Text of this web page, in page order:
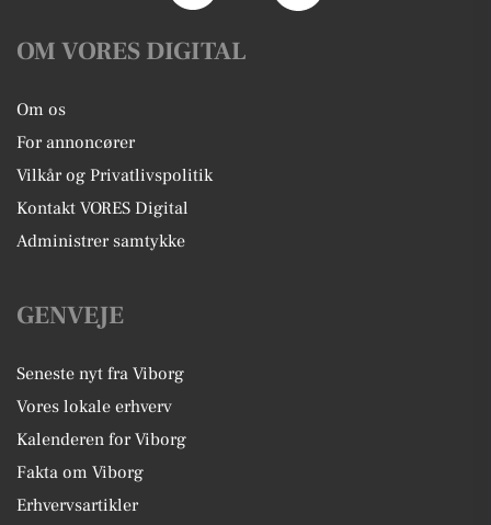
OM VORES DIGITAL
Om os
For annoncører
Vilkår og Privatlivspolitik
Kontakt VORES Digital
Administrer samtykke
GENVEJE
Seneste nyt fra Viborg
Vores lokale erhverv
Kalenderen for Viborg
Fakta om Viborg
Erhvervsartikler